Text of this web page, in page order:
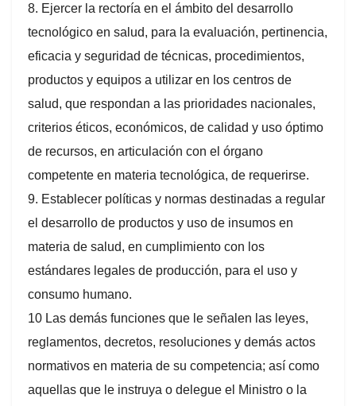
8. Ejercer la rectoría en el ámbito del desarrollo
tecnológico en salud, para la evaluación, pertinencia,
eficacia y seguridad de técnicas, procedimientos,
productos y equipos a utilizar en los centros de
salud, que respondan a las prioridades nacionales,
criterios éticos, económicos, de calidad y uso óptimo
de recursos, en articulación con el órgano
competente en materia tecnológica, de requerirse.
9. Establecer políticas y normas destinadas a regular
el desarrollo de productos y uso de insumos en
materia de salud, en cumplimiento con los
estándares legales de producción, para el uso y
consumo humano.
10 Las demás funciones que le señalen las leyes,
reglamentos, decretos, resoluciones y demás actos
normativos en materia de su competencia; así como
aquellas que le instruya o delegue el Ministro o la